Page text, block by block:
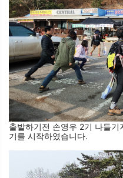
출발하기전 손영우 2기 나들
기를 시작하였습니다.